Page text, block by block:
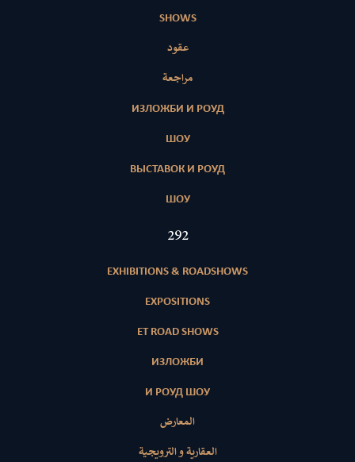
SHOWS
عقود
مراجعة
ИЗЛОЖБИ И РОУД
ШОУ
ВЫСТАВОК И РОУД
ШОУ
420
EXHIBITIONS & ROADSHOWS
EXPOSITIONS
ET ROAD SHOWS
ИЗЛОЖБИ
И РОУД ШОУ
المعارض
العقارية و الترويجية